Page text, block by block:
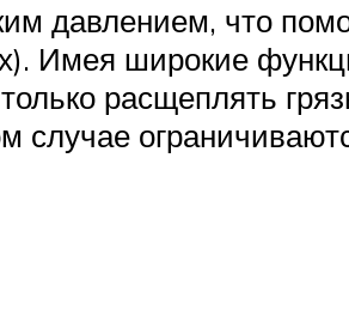
давлением, что
Имея широкие
расщеплять
случае